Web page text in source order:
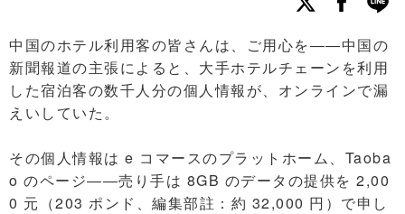
中国のホテル利用客の皆さんは、ご用心を――中国の
新聞報道の主張によると、大手ホテルチェーンを利用
した宿泊客の数千人分の個人情報が、オンラインで漏
えいしていた。
その個人情報は e コマースのプラットホーム、Taoba
o のページ――売り手は 8GB のデータの提供を 2,00
0 元（203 ポンド、編集部註：約 32,000 円）で申し